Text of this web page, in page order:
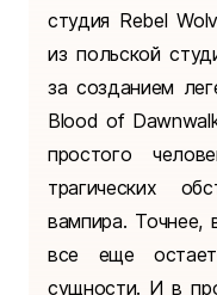
студия Rebel
из польской
за созданием
Blood of
простого
трагических
вампира. Точнее,
все еще
сущности. И в